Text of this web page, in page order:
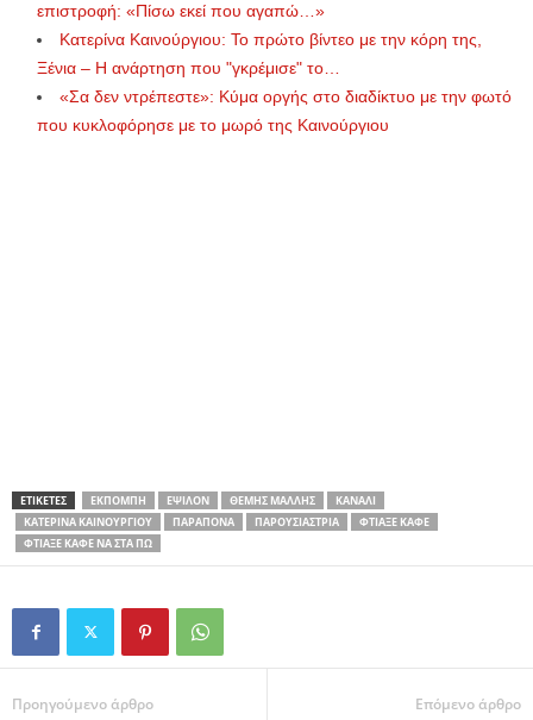
επιστροφή: «Πίσω εκεί που αγαπώ…»
Κατερίνα Καινούργιου: Το πρώτο βίντεο με την κόρη της,
Ξένια – Η ανάρτηση που "γκρέμισε" το…
«Σα δεν ντρέπεστε»: Κύμα οργής στο διαδίκτυο με την φωτό
που κυκλοφόρησε με το μωρό της Καινούργιου
ΕΤΙΚΕΤΕΣ ΕΚΠΟΜΠΉ ΈΨΙΛΟΝ ΘΈΜΗΣ ΜΆΛΛΗΣ
ΚΑΝΆΛΙ
ΚΑΤΕΡΊΝΑ ΚΑΙΝΟΎΡΓΙΟΥ
ΠΑΡΆΠΟΝΑ ΠΑΡΟΥΣΙΆΣΤΡΙΑ
ΦΤΙΆΞΕ ΚΑΦΈ
ΦΤΙΆΞΕ ΚΑΦΈ ΝΑ ΣΤΑ ΠΩ
Προηγούμενο άρθρο Επόμενο άρθρο